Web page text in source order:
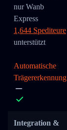
nur Wanb
Express
1,644 Spediteure
unterstützt
Automatische
Trägererkennung
Integration &